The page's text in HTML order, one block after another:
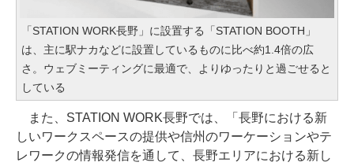
「STATION WORK長野」に設置する「STATION BOOTH」
は、主に駅ナカなどに設置しているものに比べ約1.4倍の広
さ。ウェブミーティングに最適で、よりゆったりと過ごせると
している
また、STATION WORK長野では、「長野における新
しいワークスペースの提供や信州のワーケーションやテ
レワークの情報発信を通して、長野エリアにおける新し